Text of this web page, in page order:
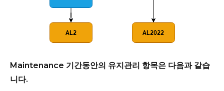
Maintenance 기간동안의 유지관리 항목은 다음과 같습
니다.